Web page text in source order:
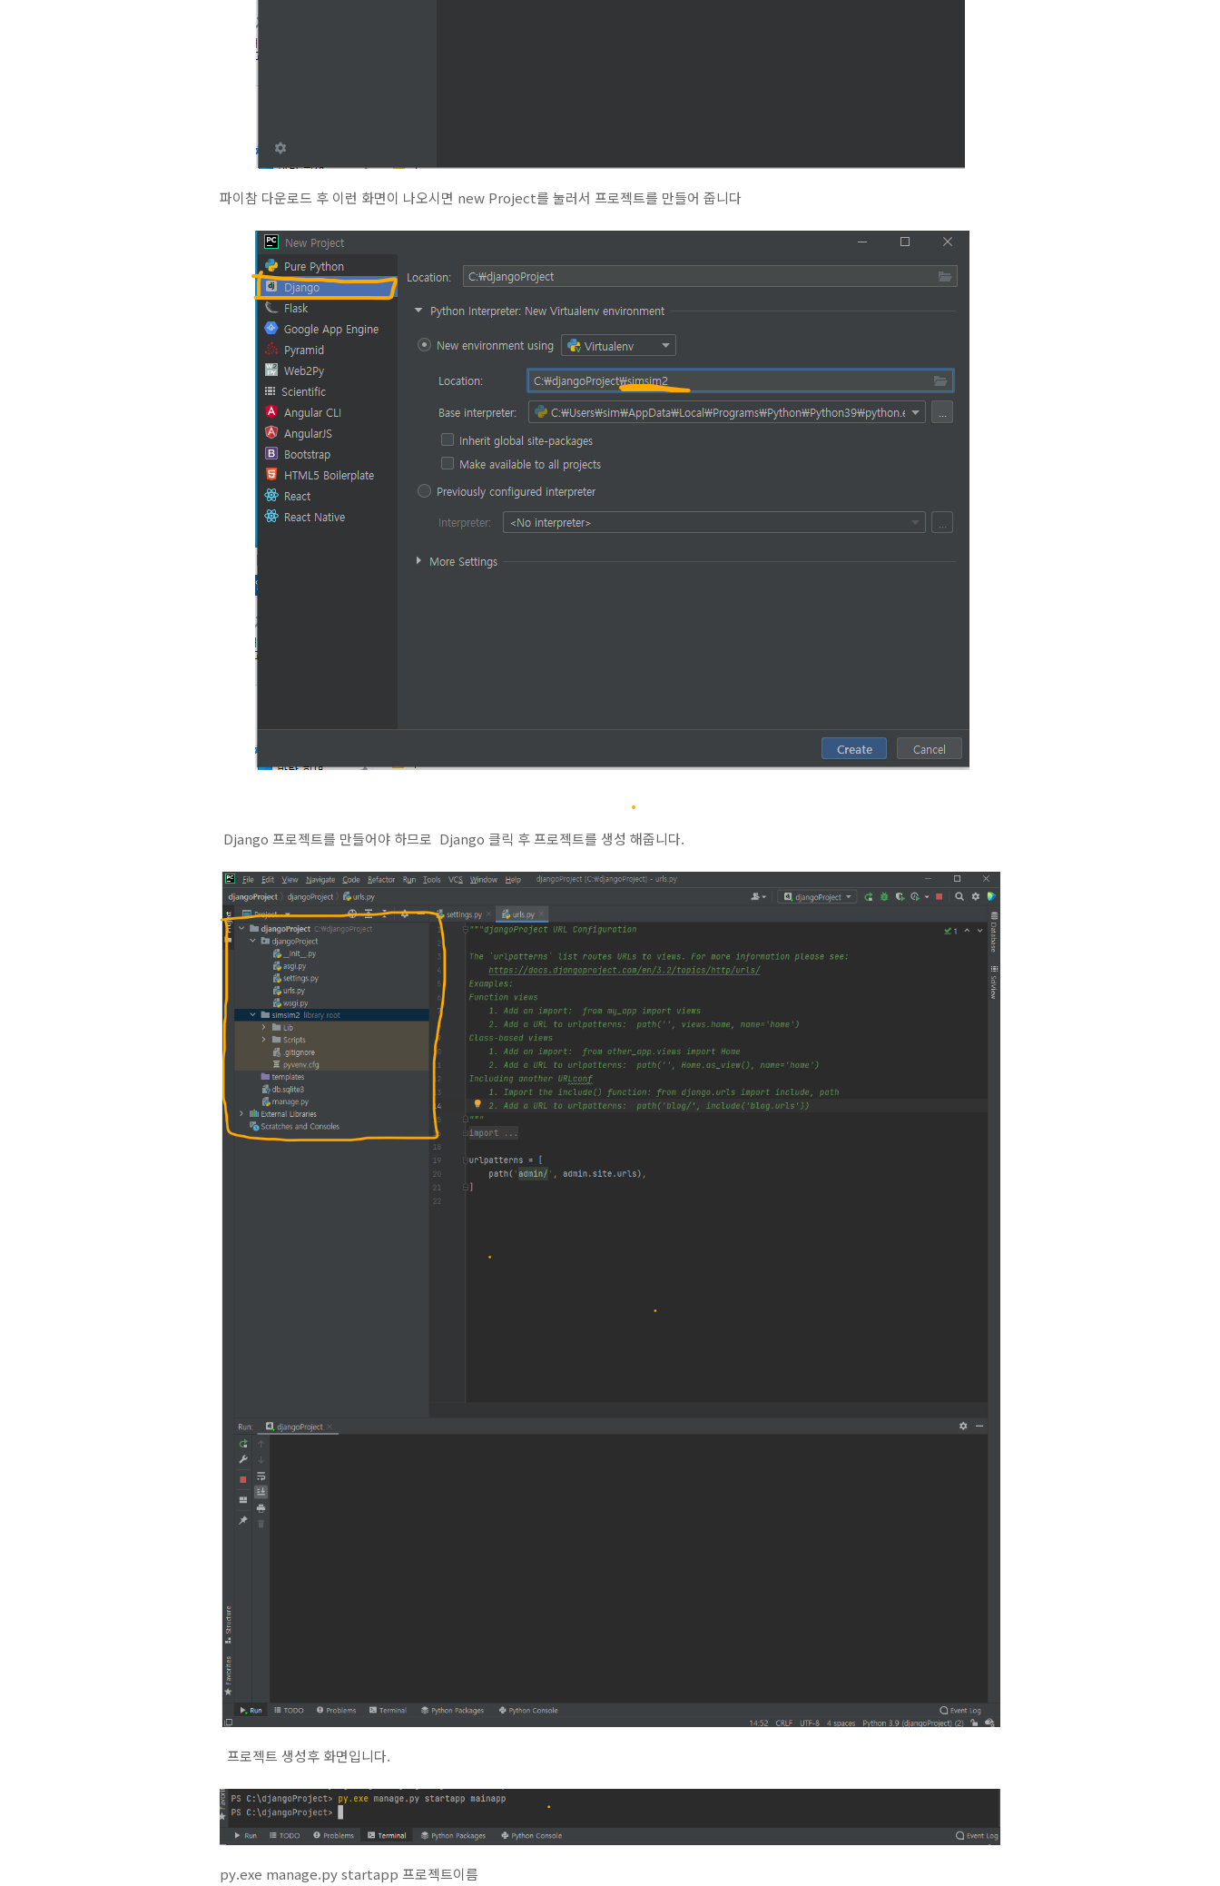
파이참 다운로드 후 이런 화면이 나오시면 new Project를 눌러서 프로젝트를 만들어 줍니다
Django 프로젝트를 만들어야 하므로 Django 클릭 후 프로젝트를 생성 해줍니다.
프로젝트 생성후 화면입니다.
py.exe manage.py startapp 프로젝트이름